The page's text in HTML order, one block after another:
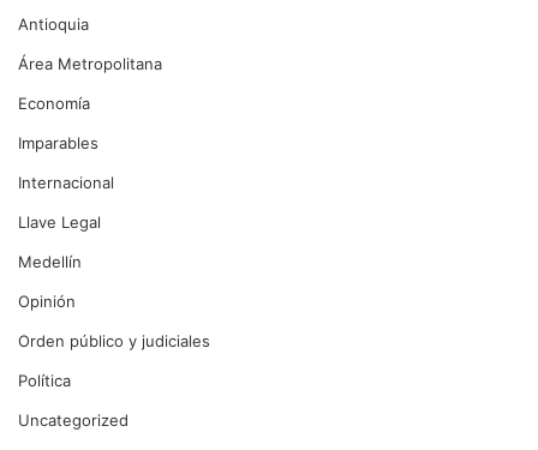
Antioquia
Área Metropolitana
Economía
Imparables
Internacional
Llave Legal
Medellín
Opinión
Orden público y judiciales
Política
Uncategorized